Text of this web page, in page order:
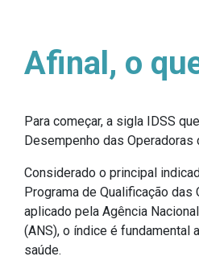
Afinal, o
Para começar, a sigla IDSS
Desempenho das Operadoras
Considerado o principal
Programa de Qualificação das
aplicado pela Agência
(ANS), o índice é fundamental
saúde.